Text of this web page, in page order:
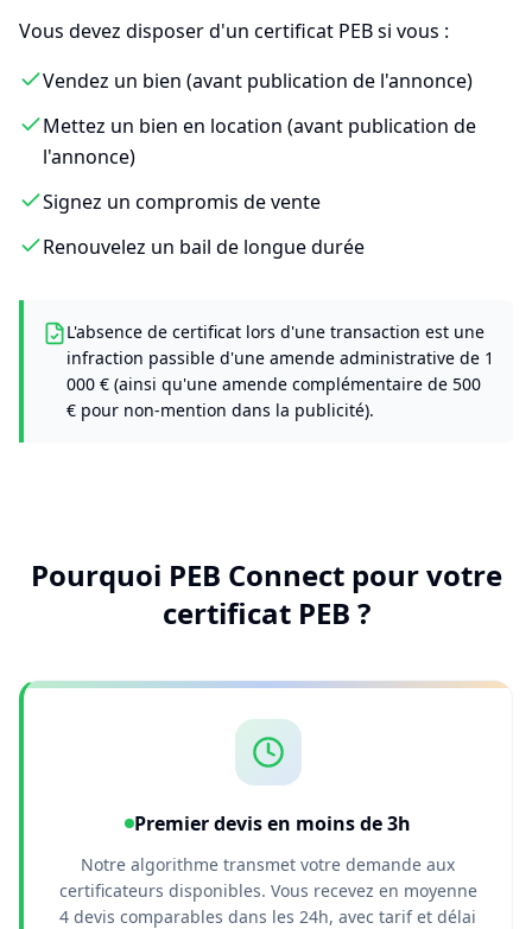
Vous devez disposer d'un certificat PEB si vous :
Vendez un bien (avant publication de l'annonce)
Mettez un bien en location (avant publication de
l'annonce)
Signez un compromis de vente
Renouvelez un bail de longue durée
L'absence de certificat lors d'une transaction est une
infraction passible d'une amende administrative de 1
000 € (ainsi qu'une amende complémentaire de 500
€ pour non-mention dans la publicité).
Pourquoi PEB Connect pour votre
certificat PEB ?
Premier devis en moins de 3h
Notre algorithme transmet votre demande aux
certificateurs disponibles. Vous recevez en moyenne
4 devis comparables dans les 24h, avec tarif et délai